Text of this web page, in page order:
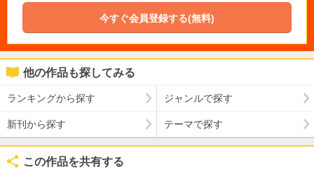
今すぐ会員登録する(無料)
他の作品も探してみる
ランキングから探す ジャンルで探す
新刊から探す テーマで探す
この作品を共有する